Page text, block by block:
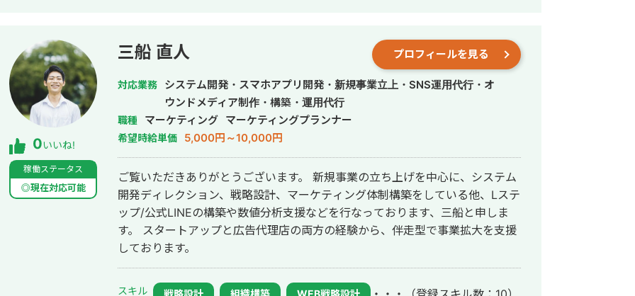
0いいね!
稼働ステータス
◎現在対応可能
三船 直人 プロフィールを見る
対応業務
システム開発・スマホアプリ開発・新規事業立上・SNS運用代行・オ
ウンドメディア制作・構築・運用代行
職種 マーケティング マーケティングプランナー
希望時給単価 5,000円～10,000円
ご覧いただきありがとうございます。 新規事業の立ち上げを中心に、システム
開発ディレクション、戦略設計、マーケティング体制構築をしている他、Lステ
ップ/公式LINEの構築や数値分析支援などを行なっております、三船と申しま
す。 スタートアップと広告代理店の両方の経験から、伴走型で事業拡大を支援
しております。
スキル